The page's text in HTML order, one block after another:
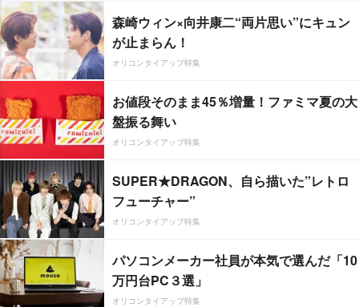
森崎ウィン×向井康二“両片思い”にキュン
が止まらん！
オリコンタイアップ特集
お値段そのまま45％増量！ファミマ夏の大
盤振る舞い
オリコンタイアップ特集
SUPER★DRAGON、自ら描いた”レトロ
フューチャー”
オリコンタイアップ特集
パソコンメーカー社員が本気で選んだ「10
万円台PC３選」
オリコンタイアップ特集